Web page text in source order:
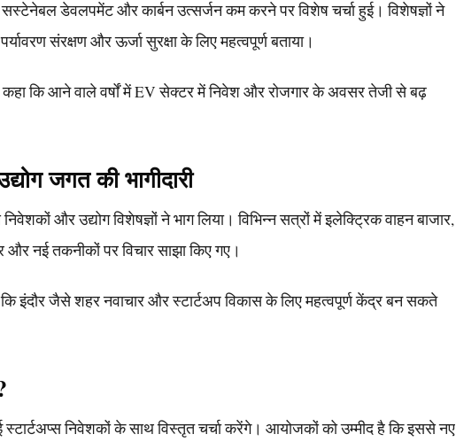
सस्टेनेबल डेवलपमेंट और कार्बन उत्सर्जन कम करने पर विशेष चर्चा हुई। विशेषज्ञों ने
संरक्षण और ऊर्जा सुरक्षा के लिए महत्वपूर्ण बताया।
ने कहा कि आने वाले वर्षों में EV सेक्टर में निवेश और रोजगार के अवसर तेजी से बढ़
जगत की भागीदारी
और उद्योग विशेषज्ञों ने भाग लिया। विभिन्न सत्रों में इलेक्ट्रिक वाहन बाजार,
और नई तकनीकों पर विचार साझा किए गए।
कि इंदौर जैसे शहर नवाचार और स्टार्टअप विकास के लिए महत्वपूर्ण केंद्र बन सकते
निवेशकों के साथ विस्तृत चर्चा करेंगे। आयोजकों को उम्मीद है कि इससे नए